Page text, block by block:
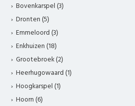
Bovenkarspel (3)
Dronten (5)
Emmeloord (3)
Enkhuizen (18)
Grootebroek (2)
Heerhugowaard (1)
Hoogkarspel (1)
Hoorn (6)